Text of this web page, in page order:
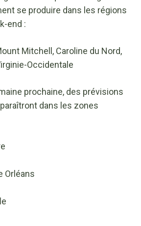
se produire dans les régions
end :
Mitchell, Caroline du Nord,
Occidentale
prochaine, des prévisions
dans les zones
Orléans